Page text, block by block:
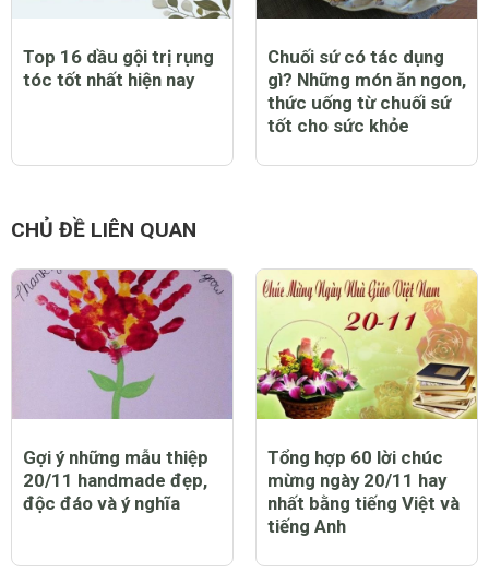
Top 16 dầu gội trị rụng
tóc tốt nhất hiện nay
Chuối sứ có tác dụng
gì? Những món ăn ngon,
thức uống từ chuối sứ
tốt cho sức khỏe
CHỦ ĐỀ LIÊN QUAN
Gợi ý những mẫu thiệp
20/11 handmade đẹp,
độc đáo và ý nghĩa
Tổng hợp 60 lời chúc
mừng ngày 20/11 hay
nhất bằng tiếng Việt và
tiếng Anh